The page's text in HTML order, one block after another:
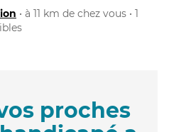
• à 11 km de chez vous • 1
proches